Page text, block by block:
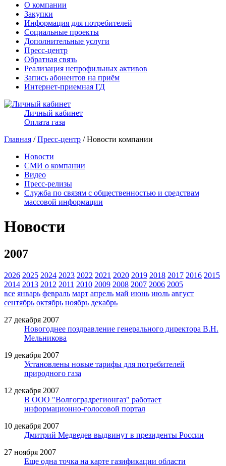
О компании
Закупки
Информация для потребителей
Социальные проекты
Дополнительные услуги
Пресс-центр
Обратная связь
Реализация непрофильных активов
Запись абонентов на приём
Интернет-приемная ГД
Личный кабинет
Оплата газа
Главная /Пресс-центр / Новости компании
Новости
СМИ о компании
Видео
Пресс-релизы
Служба по связям с общественностью и средствам
массовой информации
Новости
2007
2026 2025 2024 2023 2022 2021 2020 2019 2018 2017 2016 2015
2014 2013 2012 2011 2010 2009 2008 2007 2006 2005
все январь февраль март апрель май июнь июль август
сентябрь октябрь ноябрь декабрь
27 декабря 2007
Новогоднее поздравление генерального директора В.Н.
Мельникова
19 декабря 2007
Установлены новые тарифы для потребителей
природного газа
12 декабря 2007
В ООО "Волгоградрегионгаз" работает
информационно-голосовой портал
10 декабря 2007
Дмитрий Медведев выдвинут в президенты России
27 ноября 2007
Еще одна точка на карте газификации области